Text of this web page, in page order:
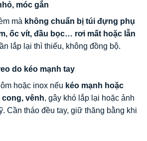
móc gắn
mà không chuẩn bị túi đựng phụ
ốc vít, đầu bọc… rơi mất hoặc lẫn
lắp lại thì thiếu, không đồng bộ.
do kéo mạnh tay
hoặc inox nếu kéo mạnh hoặc
cong, vênh, gây khó lắp lại hoặc ảnh
Cần tháo đều tay, giữ thăng bằng khi